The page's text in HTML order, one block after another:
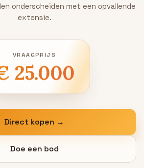
onderscheiden met een opvallende
extensie.
VRAAGPRIJS
25.000
Direct kopen →
Doe een bod